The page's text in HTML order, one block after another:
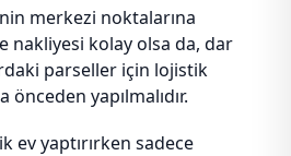
merkezi noktalarına
nakliyesi kolay olsa da, dar
parseller için lojistik
önceden yapılmalıdır.
ev yaptırırken sadece